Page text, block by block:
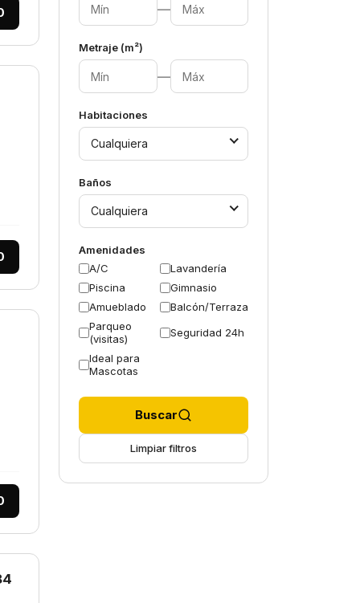
—
Metraje (m²)
—
Habitaciones
Cualquiera
Baños
Cualquiera
Amenidades
A/C
Lavandería
Piscina
Gimnasio
Amueblado
Balcón/Terraza
Parqueo
(visitas)
Seguridad 24h
Ideal para
Mascotas
Buscar
Limpiar filtros